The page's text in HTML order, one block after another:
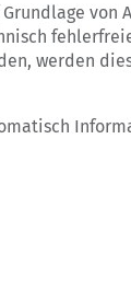
von
werden